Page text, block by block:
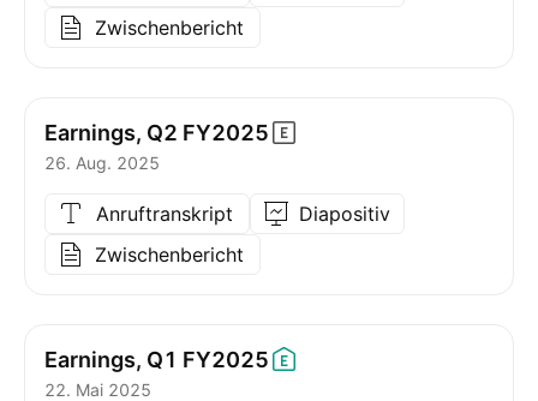
Zwischenbericht
Earnings, Q2 FY2025
26. Aug. 2025
Anruftranskript
Diapositiv
Zwischenbericht
Earnings, Q1 FY2025
22. Mai 2025